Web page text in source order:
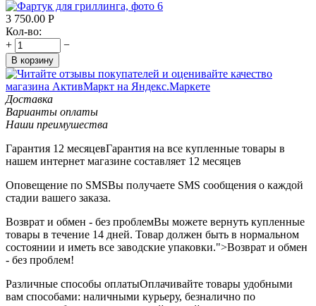
3 750.00 Р
Кол-во:
+
−
В корзину
Доставка
Варианты оплаты
Наши преимушества
Гарантия 12 месяцевГарантия на все купленные товары в
нашем интернет магазине составляет 12 месяцев
Оповещение по SMSВы получаете SMS сообщения о каждой
стадии вашего заказа.
Возврат и обмен - без проблемВы можете вернуть купленные
товары в течение 14 дней. Товар должен быть в нормальном
состоянии и иметь все заводские упаковки.">Возврат и обмен
- без проблем!
Различные способы оплатыОплачивайте товары удобными
вам способами: наличными курьеру, безналично по